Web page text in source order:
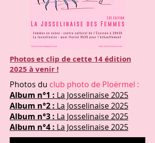
Photos et clip de cette 14 édition
2025 à venir !
Photos du club photo de Ploërmel :
Album n°1 : La Josselinaise 2025
Album n°2 : La Josselinaise 2025
Album n°3 : La Josselinaise 2025
Album n°4 : La Josselinaise 2025